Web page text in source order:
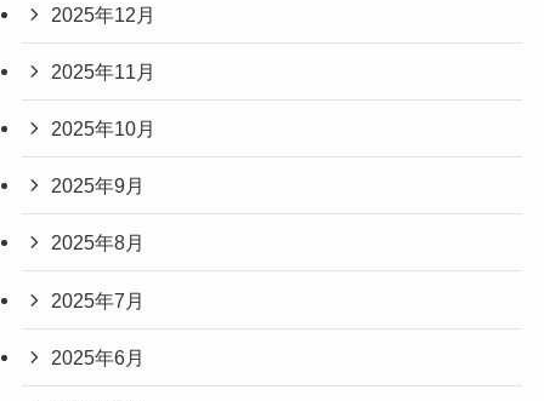
2025年12月
2025年11月
2025年10月
2025年9月
2025年8月
2025年7月
2025年6月